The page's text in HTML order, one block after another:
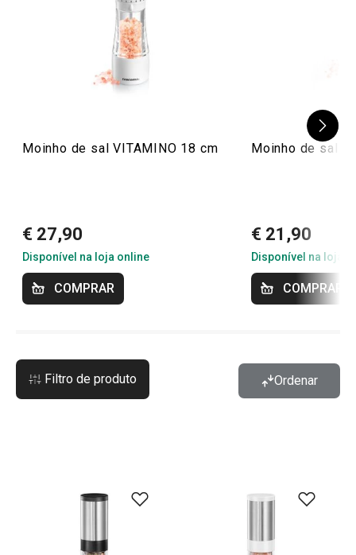
Moinho de sal VITAMINO 18 cm
€ 27,90
Disponível na loja online
COMPRAR
Moinho de sal
€ 21,90
Disponível na loja
COMPRAR
Filtro de produto Ordenar